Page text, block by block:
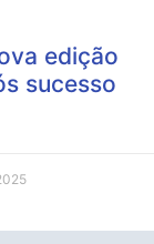
edição
sucesso